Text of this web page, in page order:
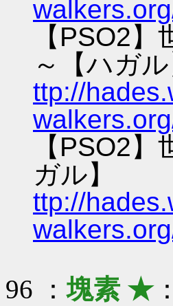
【PSO2
～【ハガル
ttp://
【PSO2
ガル】
ttp://
96 ：塊素 ★